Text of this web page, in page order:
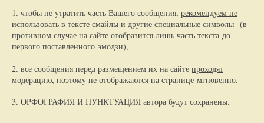
1. чтобы не утратить часть Вашего сообщения, рекомендуем не
использовать в тексте смайлы и другие специальные символы (в
противном случае на сайте отобразится лишь часть текста до
первого поставленного эмодзи),
2. все сообщения перед размещением их на сайте проходят
модерацию, поэтому не отображаются на странице мгновенно.
3. ОРФОГРАФИЯ И ПУНКТУАЦИЯ автора будут сохранены.